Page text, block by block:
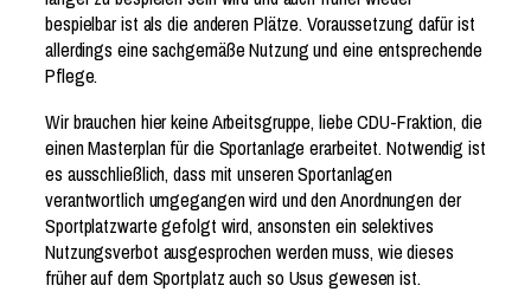
bespielbar ist als die anderen Plätze. Voraussetzung dafür ist
allerdings eine sachgemäße Nutzung und eine entsprechende
Pflege.
Wir brauchen hier keine Arbeitsgruppe, liebe CDU-Fraktion, die
einen Masterplan für die Sportanlage erarbeitet. Notwendig ist
es ausschließlich, dass mit unseren Sportanlagen
verantwortlich umgegangen wird und den Anordnungen der
Sportplatzwarte gefolgt wird, ansonsten ein selektives
Nutzungsverbot ausgesprochen werden muss, wie dieses
früher auf dem Sportplatz auch so Usus gewesen ist.